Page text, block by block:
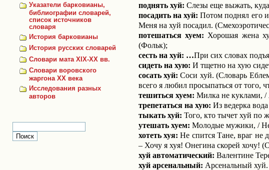
Указатели барковианы,
библиографии словарей,
список источников
словаря
История барковианы
История русских словарей
Словари мата XIX-XX вв.
Словари воровского
жаргона ХХ века
Исследования разных
авторов
поднять хуй: Слезы еще выжать,
посадить на хуй: Потом поднял его
Меня на хуй посадил.
потешаться хуем: Хорошая жена
(Фольк);
сесть на хуй: …При сих словах
сидеть на хую: И тщетно на хую
сосать хуй: Соси хуй. (Словарь
всего я любил просыпаться от того,
тешиться хуем: Милка не куклами, /
трепетаться на хую: Из ведерка
тыкать хуй: Того, кто тычет хуй по
утешать хуем: Молодые мужики, / Не
хотеть хуя: Не спится Тане, враг не
–Хочу я хуя! Онегина скорей хочу!
хуй автоматический: Валентине
хуй арсенальный: Арсенальный